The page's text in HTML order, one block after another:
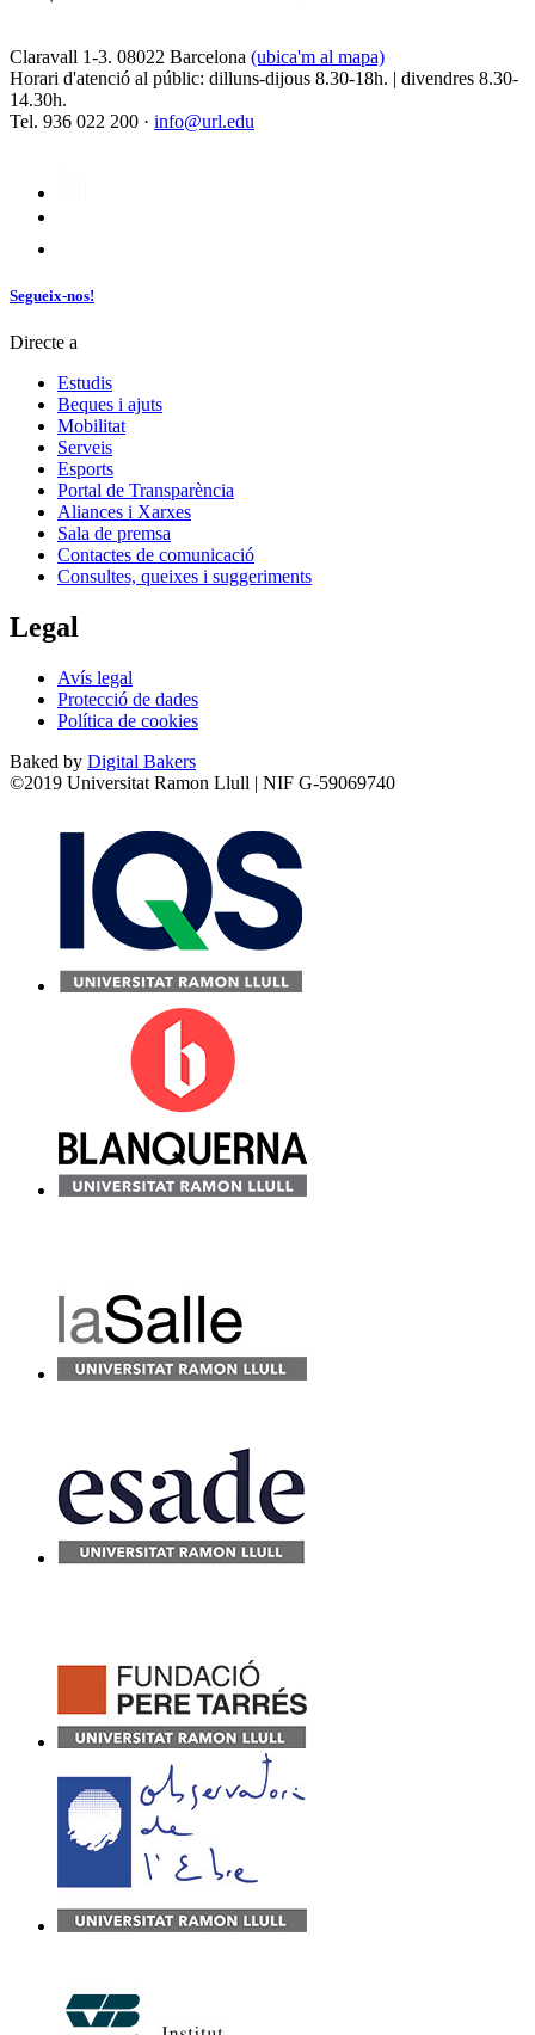
Claravall 1-3. 08022 Barcelona (ubica'm al mapa)
Horari d'atenció al públic: dilluns-dijous 8.30-18h. | divendres 8.30-
14.30h.
Tel. 936 022 200 · info@url.edu
Segueix-nos!
Directe a
Estudis
Beques i ajuts
Mobilitat
Serveis
Esports
Portal de Transparència
Aliances i Xarxes
Sala de premsa
Contactes de comunicació
Consultes, queixes i suggeriments
Legal
Avís legal
Protecció de dades
Política de cookies
Baked by Digital Bakers
©2019 Universitat Ramon Llull | NIF G-59069740